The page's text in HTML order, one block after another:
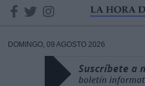
DOMINGO, 09 AGOSTO 2026
DATOS
Responsable: